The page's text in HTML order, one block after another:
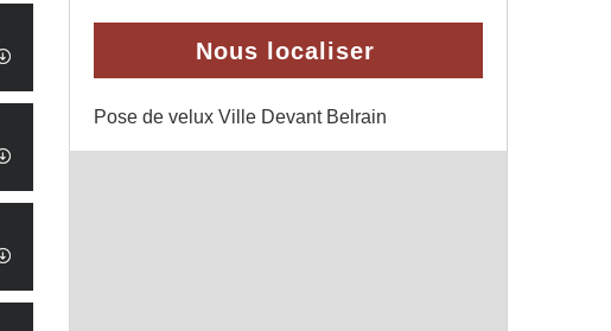
Nous localiser
Pose de velux Ville Devant Belrain